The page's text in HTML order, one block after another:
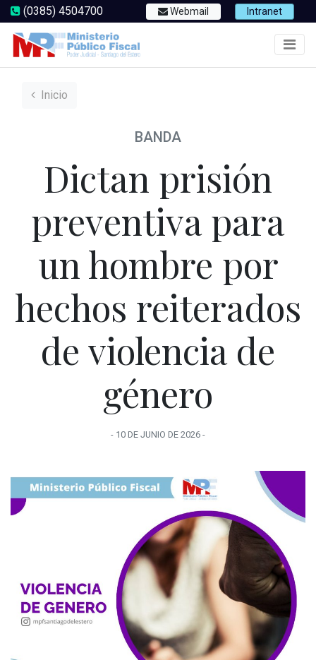
(0385) 4504700 Webmail Intranet
Inicio
BANDA
Dictan prisión
preventiva para
un hombre por
hechos reiterados
de violencia de
género
- 10 DE JUNIO DE 2026 -